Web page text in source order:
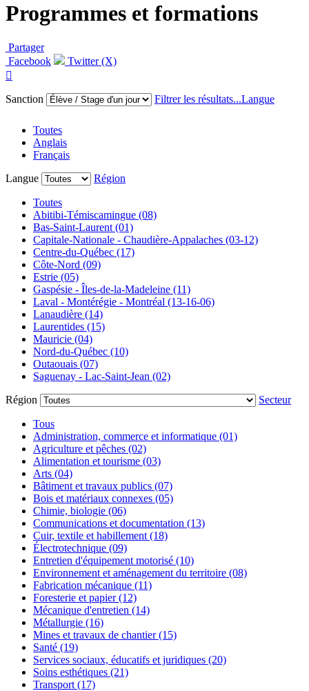
Programmes et formations
Partager
Facebook
Twitter (X)

Sanction
Filtrer les résultats...Langue
Toutes
Anglais
Français
Langue
Région
Toutes
Abitibi-Témiscamingue (08)
Bas-Saint-Laurent (01)
Capitale-Nationale - Chaudière-Appalaches (03-12)
Centre-du-Québec (17)
Côte-Nord (09)
Estrie (05)
Gaspésie - Îles-de-la-Madeleine (11)
Laval - Montérégie - Montréal (13-16-06)
Lanaudière (14)
Laurentides (15)
Mauricie (04)
Nord-du-Québec (10)
Outaouais (07)
Saguenay - Lac-Saint-Jean (02)
Région
Secteur
Tous
Administration, commerce et informatique (01)
Agriculture et pêches (02)
Alimentation et tourisme (03)
Arts (04)
Bâtiment et travaux publics (07)
Bois et matériaux connexes (05)
Chimie, biologie (06)
Communications et documentation (13)
Cuir, textile et habillement (18)
Électrotechnique (09)
Entretien d'équipement motorisé (10)
Environnement et aménagement du territoire (08)
Fabrication mécanique (11)
Foresterie et papier (12)
Mécanique d'entretien (14)
Métallurgie (16)
Mines et travaux de chantier (15)
Santé (19)
Services sociaux, éducatifs et juridiques (20)
Soins esthétiques (21)
Transport (17)